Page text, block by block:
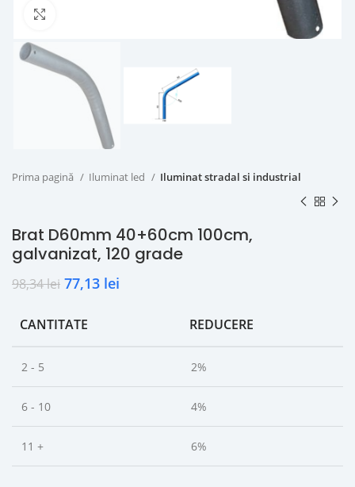
Prima pagină Iluminat led Iluminat stradal si industrial
Brat D60mm 40+60cm 100cm,
galvanizat, 120 grade
98,34lei 77,13 lei
CANTITATE REDUCERE
2 - 5 2%
6 - 10 4%
11 + 6%